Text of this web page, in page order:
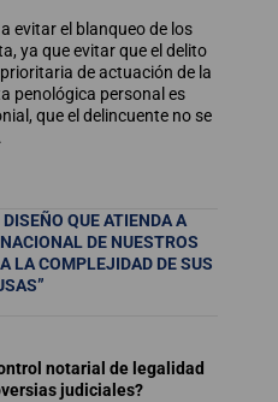
evitar el blanqueo de los
ya que evitar que el delito
de actuación de la
penológica personal es
que el delincuente no se
QUE ATIENDA A
DE NUESTROS
LA COMPLEJIDAD DE SUS
notarial de legalidad
judiciales?